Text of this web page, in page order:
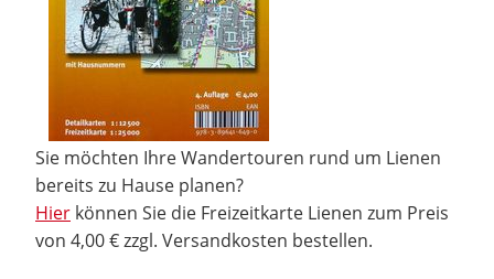
Sie möchten Ihre Wandertouren rund um Lienen
bereits zu Hause planen?
Hier können Sie die Freizeitkarte Lienen zum Preis
von 4,00 € zzgl. Versandkosten bestellen.